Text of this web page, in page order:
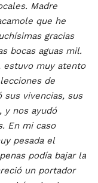
Madre
que he
gracias
bocas aguas mil.
estuvo muy atento
de
sus vivencias, sus
y nos ayudó
En mi caso
pesada el
podía bajar la
un portador